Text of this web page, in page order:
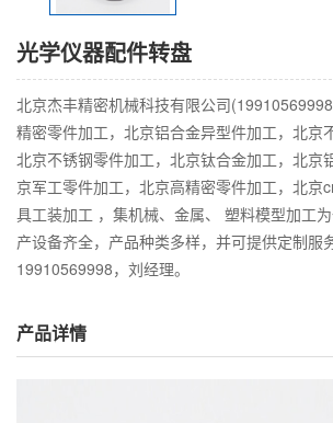
光学仪器配件转盘
北京杰丰精密机械科技有限公司
精密零件加工，北京铝合金异型件加工，北京
北京不锈钢零件加工，北京钛合金加工，北京
京军工零件加工，北京高精密零件加工，北京
具工装加工 ，集机械、金属、 塑料模型加工
产设备齐全，产品种类多样，并可提供定制服
19910569998，刘经理。
产品详情